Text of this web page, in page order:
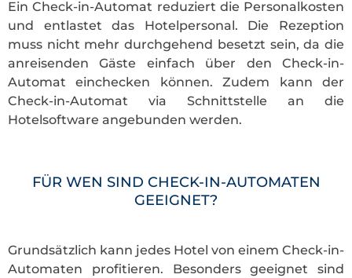
Ein Check-in-Automat reduziert die Personalkosten
und entlastet das Hotelpersonal. Die Rezeption
muss nicht mehr durchgehend besetzt sein, da die
anreisenden Gäste einfach über den Check-in-
Automat einchecken können. Zudem kann der
Check-in-Automat via Schnittstelle an die
Hotelsoftware angebunden werden.
FÜR WEN SIND CHECK-IN-AUTOMATEN
GEEIGNET?
Grundsätzlich kann jedes Hotel von einem Check-in-
Automaten profitieren. Besonders geeignet sind